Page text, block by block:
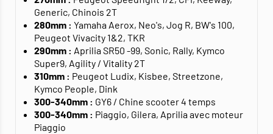
Generic, Chinois 2T
280mm : Yamaha Aerox, Neo's, Jog R, BW's 100,
Peugeot Vivacity 1&2, TKR
290mm : Aprilia SR50 -99, Sonic, Rally, Kymco
Super9, Agility / Vitality 2T
310mm : Peugeot Ludix, Kisbee, Streetzone,
Kymco People, Dink
300-340mm : GY6 / Chine scooter 4 temps
300-340mm : Piaggio, Gilera, Aprilia avec moteur
Piaggio